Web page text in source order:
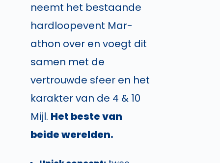
neemt het bestaande
hardloopevent Mar-
athon over en voegt dit
samen met de
vertrouwde sfeer en het
karakter van de 4 & 10
Mijl. Het beste van
beide werelden.